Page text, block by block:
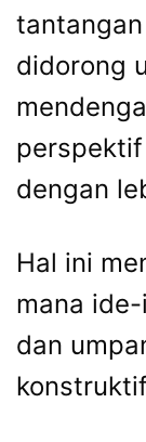
didorong
dengan
Hal ini
mana
dan